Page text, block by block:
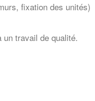
fixation des unités)
travail de qualité.